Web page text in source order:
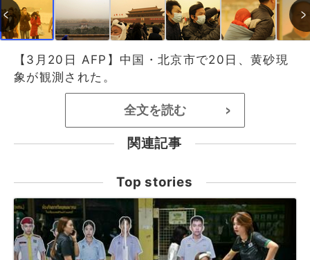
【3月20日 AFP】中国・北京市で20日、黄砂現
象が観測された。
全文を読む >
関連記事
Top stories